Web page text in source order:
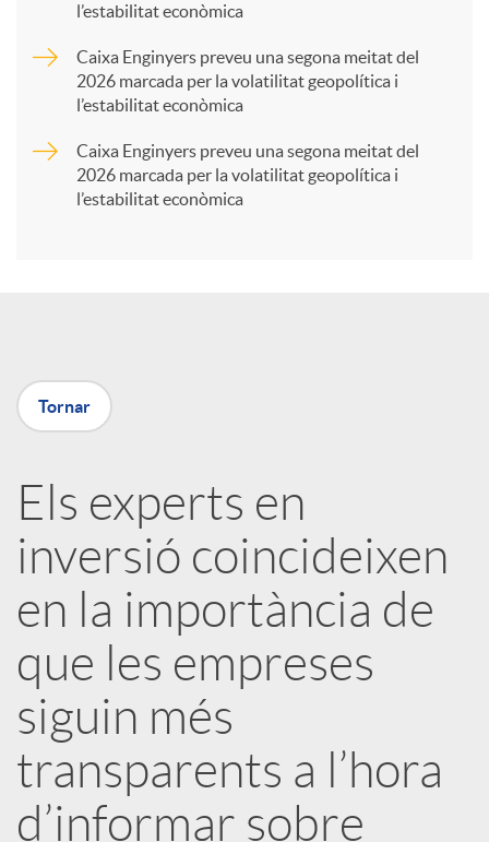
X
r
x
e
s
S
l’estabilitat econòmica
Caixa Enginyers preveu una segona meitat del
2026 marcada per la volatilitat geopolítica i
l’estabilitat econòmica
Caixa Enginyers preveu una segona meitat del
2026 marcada per la volatilitat geopolítica i
l’estabilitat econòmica
Tornar
Els experts en
inversió coincideixen
en la importància de
que les empreses
siguin més
transparents a l’hora
d’informar sobre